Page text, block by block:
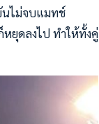
นไม่จบแมทช์
ยุดลงไป ทำให้ทั้งคู่